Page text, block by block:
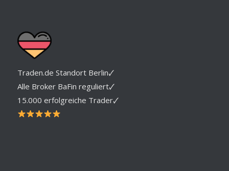
Traden.de Standort Berlin🗸
Alle Broker BaFin reguliert🗸
15.000 erfolgreiche Trader🗸